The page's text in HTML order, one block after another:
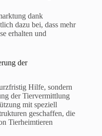
dank
dazu bei, dass mehr
erhalten und
der
Hilfe, sondern
der Tiervermittlung
mit speziell
geschaffen, die
Tierheimtieren